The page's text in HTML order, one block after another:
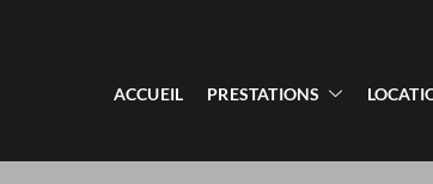
ACCUEIL PRESTATIONS